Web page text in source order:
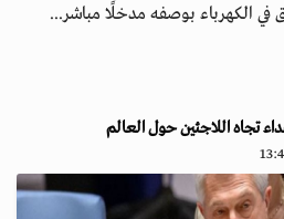
الكهرباء بوصفه مدخلًا مباشر...
تجاه اللاجئين حول العالم